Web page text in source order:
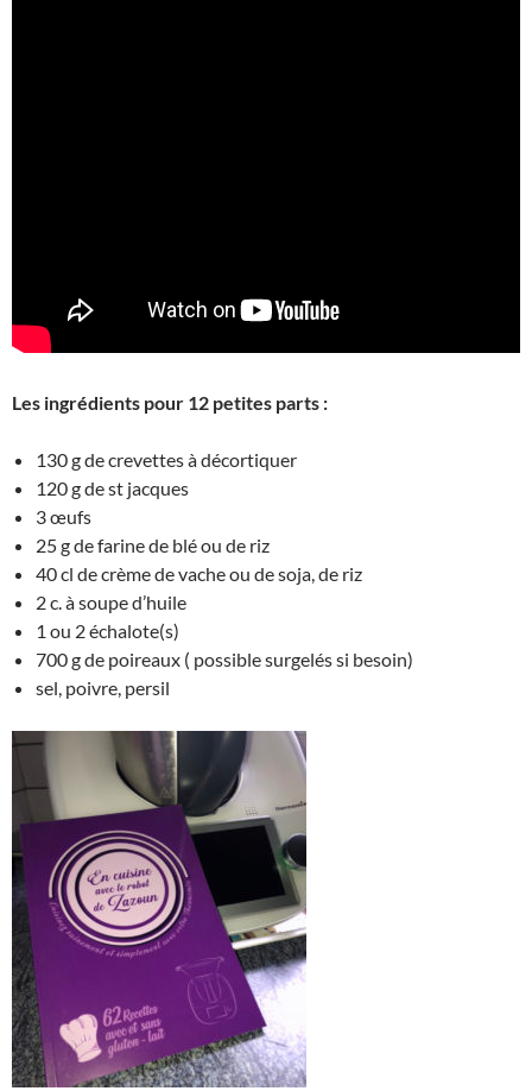
Les ingrédients pour 12 petites parts :
130 g de crevettes à décortiquer
120 g de st jacques
3 œufs
25 g de farine de blé ou de riz
40 cl de crème de vache ou de soja, de riz
2 c. à soupe d’huile
1 ou 2 échalote(s)
700 g de poireaux ( possible surgelés si besoin)
sel, poivre, persil